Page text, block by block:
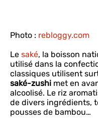
Photo : rebloggy.com
Le saké, la boisson
utilisé dans la
classiques utilisent
saké-zushi met en
alcoolisé. Le riz
de divers ingrédients,
pousses de bambou…